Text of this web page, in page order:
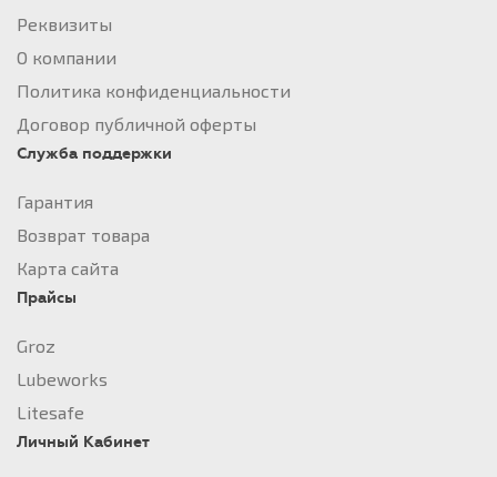
Реквизиты
О компании
Политика конфиденциальности
Договор публичной оферты
Служба поддержки
Гарантия
Возврат товара
Карта сайта
Прайсы
Groz
Lubeworks
Litesafe
Личный Кабинет